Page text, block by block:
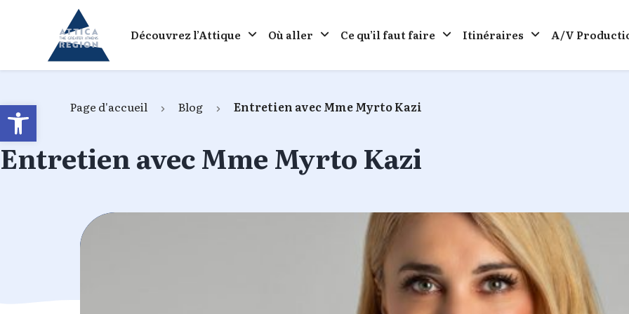
Open toolbar
Go to home
Découvrez l’Attique Où aller Ce qu’il faut faire Itinéraires A/V
Page d'accueil Blog Entretien avec Mme Myrto Kazi
Entretien avec Mme Myrto Kazi